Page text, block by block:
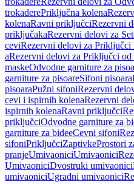
trokaderePriključna kolena
kolenaRavni priključciRezervni
priključakaRezervni delovi za
ceviRezervni delovi za Priključci
aRezervni delovi za Priključci od
maskeOdvodne garniture za
garniture za pisoareSifoni pisoara
pisoaraPužni sifoniRezervni
cevi i ispirnih kolenaRezervni
ispirnih kolenaRavni priključci
priključciOdvodne garniture za
garniture za bideeCevni sifoni
sifoniPriključciZaptivkeProstori
pranjeUmivaoniciUmivaonici
UmivaoniciDvostruki umivaonici
umivaoniciUgradni umivaonici